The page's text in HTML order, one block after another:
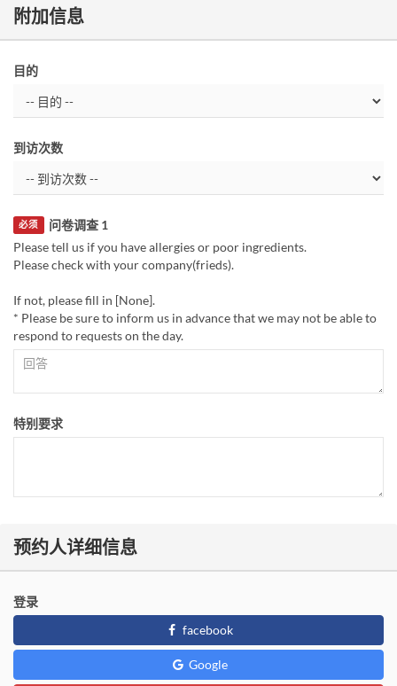
附加信息
目的
到访次数
问卷调查 1
必须
Please tell us if you have allergies or poor ingredients.
Please check with your company(frieds).
If not, please fill in [None].
* Please be sure to inform us in advance that we may not be able to
respond to requests on the day.
特别要求
预约人详细信息
登录
facebook
Google